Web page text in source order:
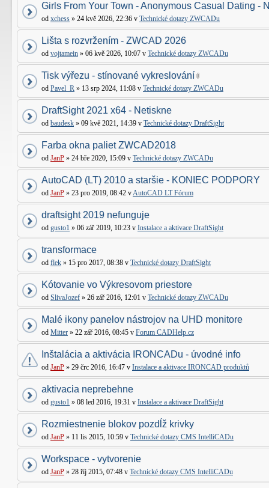
Girls From Your Town - Anonymous Casual Dating -
od xchess » 24 kvě 2026, 22:36 v Technické dotazy ZWCADu
Lišta s rozvržením - ZWCAD 2026
od vojtamein » 06 kvě 2026, 10:07 v Technické dotazy ZWCADu
Tisk výřezu - stínované vykreslování
od Pavel_R » 13 srp 2024, 11:08 v Technické dotazy ZWCADu
DraftSight 2021 x64 - Netiskne
od baudesk » 09 kvě 2021, 14:39 v Technické dotazy DraftSight
Farba okna paliet ZWCAD2018
od JanP » 24 bře 2020, 15:09 v Technické dotazy ZWCADu
AutoCAD (LT) 2010 a staršie - KONIEC PODPORY
od JanP » 23 pro 2019, 08:42 vAutoCAD LT Fórum
draftsight 2019 nefunguje
od gusto1 » 06 zář 2019, 10:23 v Instalace a aktivace DraftSight
transformace
od flek » 15 pro 2017, 08:38 v Technické dotazy DraftSight
Kótovanie vo Výkresovom priestore
od SlivaJozef » 26 zář 2016, 12:01 v Technické dotazy ZWCADu
Malé ikony panelov nástrojov na UHD monitore
od Mitter » 22 zář 2016, 08:45 v Forum CADHelp.cz
Inštalácia a aktivácia IRONCADu - úvodné info
od JanP » 29 črc 2016, 16:47 v Instalace a aktivace IRONCAD produktů
aktivacia neprebehne
od gusto1 » 08 led 2016, 19:31 v Instalace a aktivace DraftSight
Rozmiestnenie blokov pozdĺž krivky
od JanP » 11 lis 2015, 10:59 v Technické dotazy CMS IntelliCADu
Workspace - vytvorenie
od JanP » 28 říj 2015, 07:48 v Technické dotazy CMS IntelliCADu